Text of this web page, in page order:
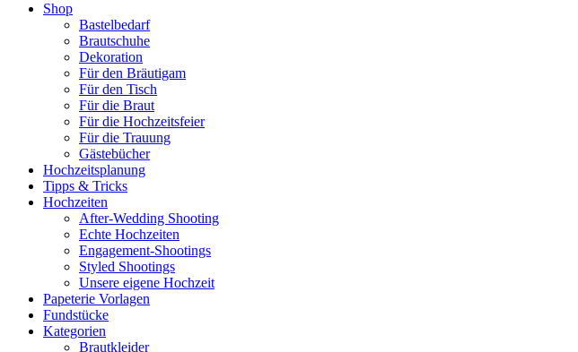
Shop
Bastelbedarf
Brautschuhe
Dekoration
Für den Bräutigam
Für den Tisch
Für die Braut
Für die Hochzeitsfeier
Für die Trauung
Gästebücher
Hochzeitsplanung
Tipps & Tricks
Hochzeiten
After-Wedding Shooting
Echte Hochzeiten
Engagement-Shootings
Styled Shootings
Unsere eigene Hochzeit
Papeterie Vorlagen
Fundstücke
Kategorien
Brautkleider